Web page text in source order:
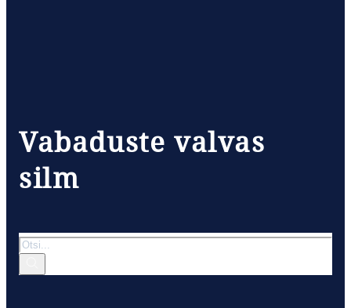
Vabaduste valvas
silm
Otsi